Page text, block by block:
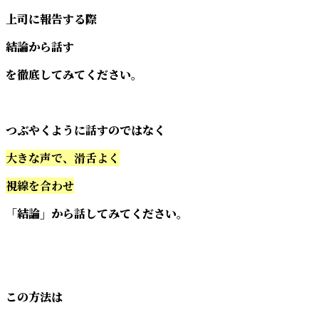
上司に報告する際
結論から話す
を徹底してみてください。
つぶやくように話すのではなく
大きな声で、滑舌よく
視線を合わせ
「結論」から話してみてください。
この方法は